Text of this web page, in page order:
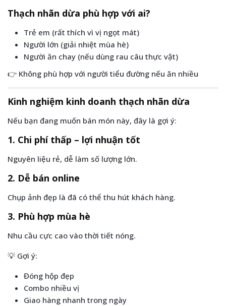
Thạch nhãn dừa phù hợp với ai?
Trẻ em (rất thích vì vị ngọt mát)
Người lớn (giải nhiệt mùa hè)
Người ăn chay (nếu dùng rau câu thực vật)
👉 Không phù hợp với người tiểu đường nếu ăn nhiều
Kinh nghiệm kinh doanh thạch nhãn dừa
Nếu bạn đang muốn bán món này, đây là gợi ý:
1. Chi phí thấp – lợi nhuận tốt
Nguyên liệu rẻ, dễ làm số lượng lớn.
2. Dễ bán online
Chụp ảnh đẹp là đã có thể thu hút khách hàng.
3. Phù hợp mùa hè
Nhu cầu cực cao vào thời tiết nóng.
💡 Gợi ý:
Đóng hộp đẹp
Combo nhiều vị
Giao hàng nhanh trong ngày